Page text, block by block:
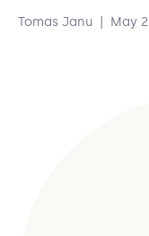
Tomas Janu May